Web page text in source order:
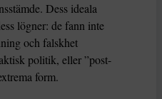
Dess ideala
lögner: de fann inte
och falskhet
politik, eller ”post-
form.